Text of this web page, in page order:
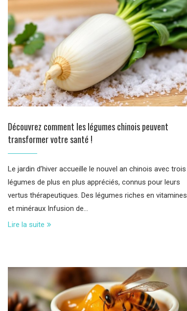
Découvrez comment les légumes chinois peuvent
transformer votre santé !
Le jardin d’hiver accueille le nouvel an chinois avec trois
légumes de plus en plus appréciés, connus pour leurs
vertus thérapeutiques. Des légumes riches en vitamines
et minéraux Infusion de…
Lire la suite